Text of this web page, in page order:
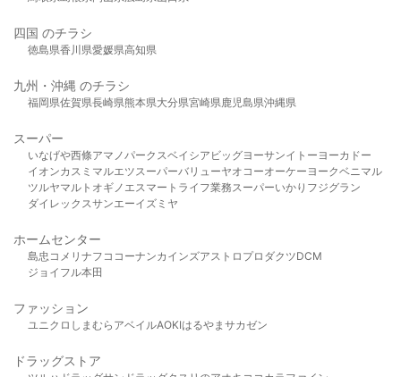
四国 のチラシ
徳島県香川県愛媛県高知県
九州・沖縄 のチラシ
福岡県佐賀県長崎県熊本県大分県宮崎県鹿児島県沖縄県
スーパー
いなげや西條アマノパークスベイシア ビッグヨーサンイトーヨーカドー
イオンカスミ マルエツスーパーバリューヤオコーオーケー ヨークベニマル
ツルヤマルト オギノ エスマート ライフ業務スーパーいかり フジグラン
ダイレックスサンエーイズミヤ
ホームセンター
島忠 コメリ ナフコ コーナンカインズアストロプロダクツDCM
ジョイフル本田
ファッション
ユニクロ しまむら アベイルAOKIはるやま サカゼン
ドラッグストア